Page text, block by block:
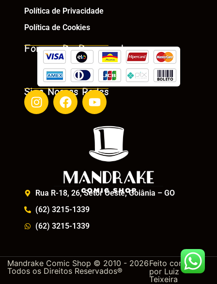
Política de Privacidade
Política de Cookies
Formas De Pagamento
Siga Nossas Redes
Rua R-18, 26, Setor Oeste, Goiânia – GO
(62) 3215-1339
(62) 3215-1339
Mandrake Comic Shop © 2010 - 2026
Todos os Direitos Reservados®
Feito com
por Luiz
Teixeira